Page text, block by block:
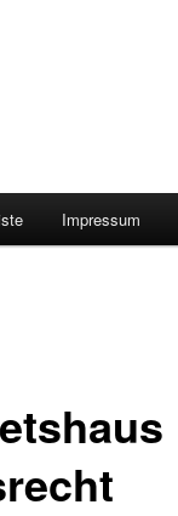
Impressum